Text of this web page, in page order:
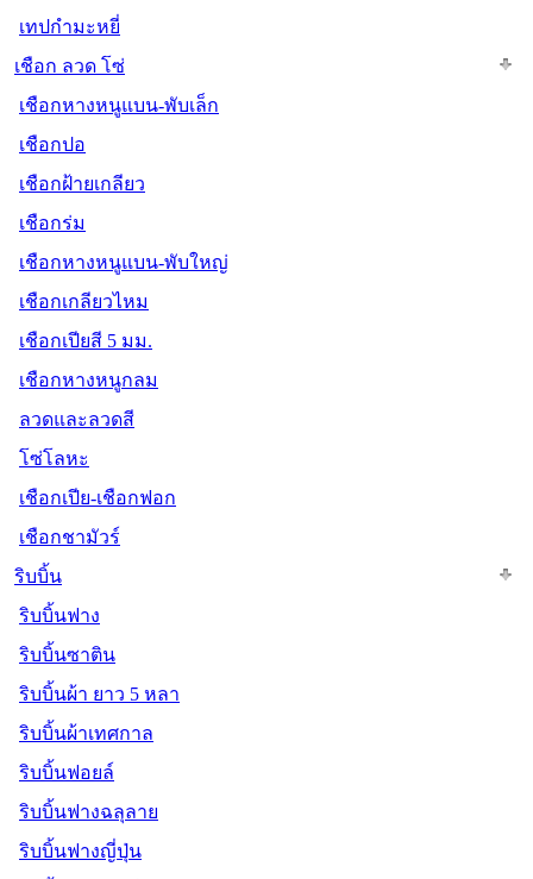
เทปกำมะหยี่
เชือก ลวด โซ่
เชือกหางหนูแบน-พับเล็ก
เชือกปอ
เชือกฝ้ายเกลียว
เชือกร่ม
เชือกหางหนูแบน-พับใหญ่
เชือกเกลียวไหม
เชือกเปียสี 5 มม.
เชือกหางหนูกลม
ลวดและลวดสี
โซ่โลหะ
เชือกเปีย-เชือกฟอก
เชือกชามัวร์
ริบบิ้น
ริบบิ้นฟาง
ริบบิ้นซาติน
ริบบิ้นผ้า ยาว 5 หลา
ริบบิ้นผ้าเทศกาล
ริบบิ้นฟอยล์
ริบบิ้นฟางฉลุลาย
ริบบิ้นฟางญี่ปุ่น